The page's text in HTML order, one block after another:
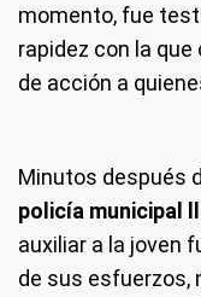
momento, fue
rapidez con la
de acción a
Minutos después
policía municipal
auxiliar a la joven
de sus esfuerzos,